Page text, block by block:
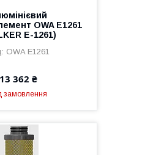
OWA E1261
E-1261)
OWA E1261
13 362 ₴
замовлення